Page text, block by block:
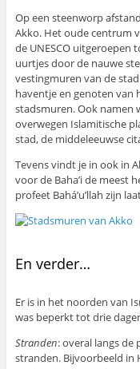
Op een steenworp
Akko. Het oude centrum
de UNESCO uitgeroepen
uurtjes door de nauwe
vestingmuren van de
haventje en genoten van
stadsmuren. Ook namen
overwegen Islamitische
stad, de middeleeuwse
Tevens vindt je in ook in
voor de Baha’i de meest
profeet Bahá’u’llah zijn
En verder…
Er is in het noorden van
was beperkt tot drie
Stranden: overal langs de
stranden. Bijvoorbeeld in